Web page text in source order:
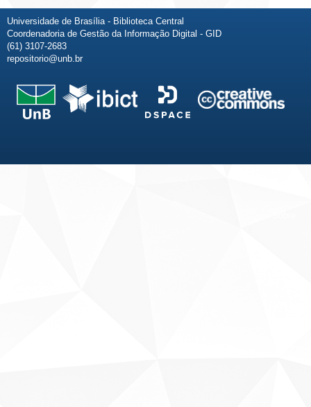
Universidade de Brasília - Biblioteca Central
Coordenadoria de Gestão da Informação Digital - GID
(61) 3107-2683
repositorio@unb.br